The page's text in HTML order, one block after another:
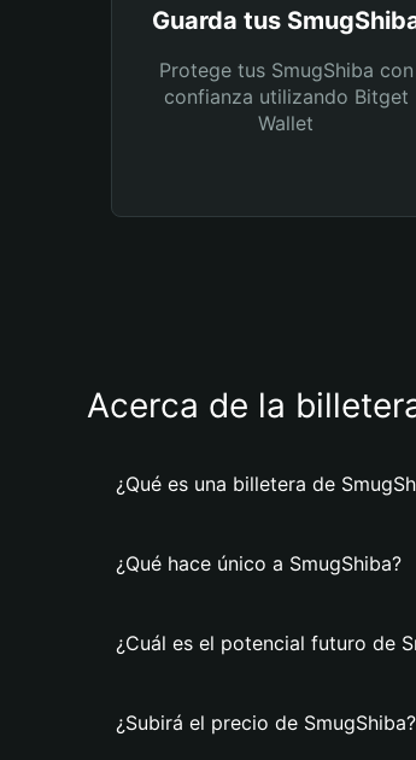
Guarda tus
Protege tus SmugShiba con
confianza utilizando Bitget
Wallet
Acerca de la
¿Qué es una billetera de
¿Qué hace único a SmugShiba?
¿Cuál es el potencial futuro de
¿Subirá el precio de SmugShiba?